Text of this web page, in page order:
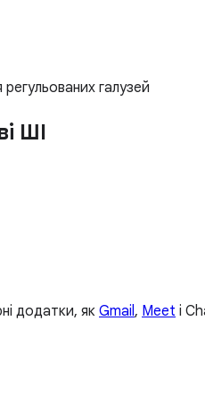
галузей
ШІ
додатки, як Gmail, Meet і